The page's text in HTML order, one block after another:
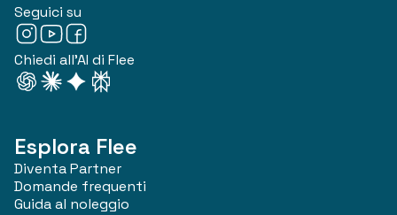
Seguici su
Chiedi all'AI di Flee
Esplora Flee
Diventa Partner
Domande frequenti
Guida al noleggio